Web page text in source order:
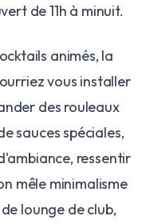
de 11h à minuit.
animés, la
vous installer
des rouleaux
sauces spéciales,
ressentir
mêle minimalisme
lounge de club,